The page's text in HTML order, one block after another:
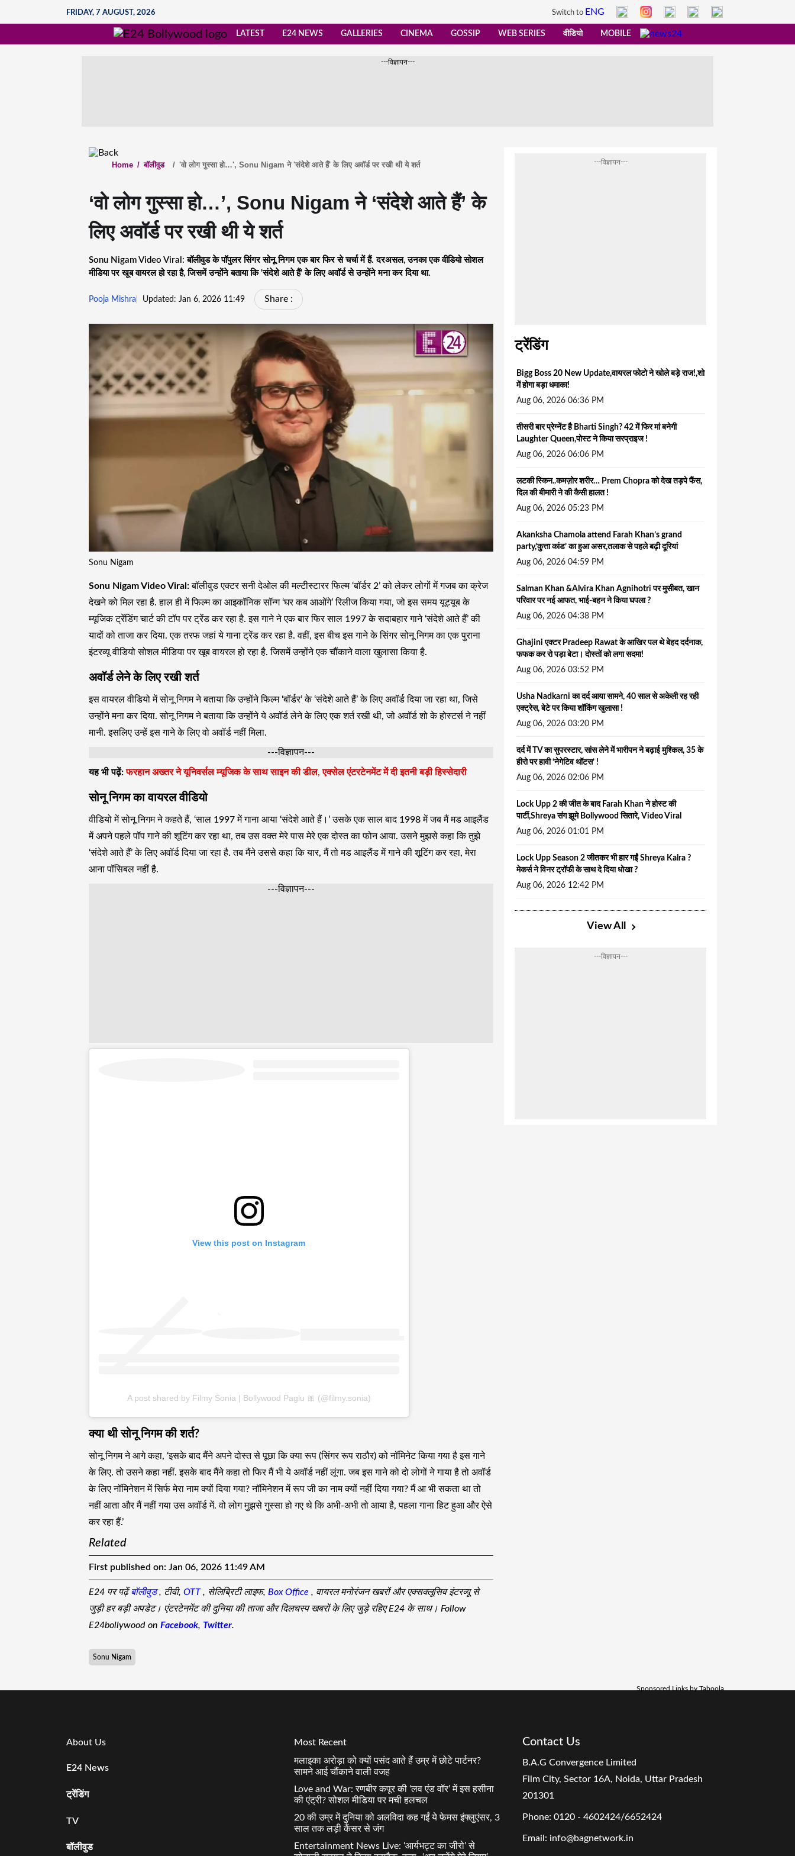
FRIDAY, 7 AUGUST, 2026 Switch to ENG
LATEST E24 NEWS GALLERIES CINEMA GOSSIP WEB SERIES वीडियो MOBILE
---विज्ञापन---
Home / बॉलीवुड / 'वो लोग गुस्सा हो…', Sonu Nigam ने 'संदेशे आते हैं' के लिए अवॉर्ड पर रखी थी ये शर्त
‘वो लोग गुस्सा हो…’, Sonu Nigam ने ‘संदेशे आते हैं’ के
लिए अवॉर्ड पर रखी थी ये शर्त
Sonu Nigam Video Viral: बॉलीवुड के पॉपुलर सिंगर सोनू निगम एक बार फिर से चर्चा में हैं. दरअसल, उनका एक वीडियो सोशल
मीडिया पर खूब वायरल हो रहा है, जिसमें उन्होंने बताया कि 'संदेशे आते हैं' के लिए अवॉर्ड से उन्होंने मना कर दिया था.
Pooja Mishra Updated: Jan 6, 2026 11:49 Share :
Sonu Nigam
Sonu Nigam Video Viral:बॉलीवुड एक्टर सनी देओल की मल्टीस्टारर फिल्म ‘बॉर्डर 2’ को लेकर लोगों में गजब का क्रेज
देखने को मिल रहा है. हाल ही में फिल्म का आइकॉनिक सॉन्ग ‘घर कब आओंगे’ रिलीज किया गया, जो इस समय यूट्यूब के
म्यूजिक ट्रेंडिंग चार्ट की टॉप पर ट्रेंड कर रहा है. इस गाने ने एक बार फिर साल 1997 के सदाबहार गाने ‘संदेशे आते हैं’ की
यादों को ताजा कर दिया. एक तरफ जहां ये गाना ट्रेंड कर रहा है. वहीं, इस बीच इस गाने के सिंगर सोनू निगम का एक पुराना
इंटरव्यू वीडियो सोशल मीडिया पर खूब वायरल हो रहा है. जिसमें उन्होंने एक चौंकाने वाला खुलासा किया है.
अवॉर्ड लेने के लिए रखी शर्त
इस वायरल वीडियो में सोनू निगम ने बताया कि उन्होंने फिल्म ‘बॉर्डर’ के ‘संदेशे आते हैं’ के लिए अवॉर्ड दिया जा रहा था, जिसे
उन्होंने मना कर दिया. सोनू निगम ने बताया कि उन्होंने ये अवॉर्ड लेने के लिए एक शर्त रखी थी, जो अवॉर्ड शो के होस्टर्स ने नहीं
मानी. इसलिए उन्हें इस गाने के लिए वो अवॉर्ड नहीं मिला.
---विज्ञापन---
यह भी पढ़ें:फरहान अख्तर ने यूनिवर्सल म्यूजिक के साथ साइन की डील, एक्सेल एंटरटेनमेंट में दी इतनी बड़ी हिस्सेदारी
सोनू निगम का वायरल वीडियो
वीडियो में सोनू निगम ने कहते हैं, ‘साल 1997 में गाना आया ‘संदेशे आते हैं।’ उसके एक साल बाद 1998 में जब मैं मड आइलैंड
में अपने पहले पॉप गाने की शूटिंग कर रहा था, तब उस वक्त मेरे पास मेरे एक दोस्त का फोन आया. उसने मुझसे कहा कि तुझे
‘संदेशे आते हैं’ के लिए अवॉर्ड दिया जा रहा है. तब मैंने उससे कहा कि यार, मैं तो मड आइलैंड में गाने की शूटिंग कर रहा, मेरा
आना पॉसिबल नहीं है.
---विज्ञापन---
View this post on Instagram
A post shared by Filmy Sonia | Bollywood Paglu 🎀 (@filmy.sonia)
क्या थी सोनू निगम की शर्त?
सोनू निगम ने आगे कहा, ‘इसके बाद मैंने अपने दोस्त से पूछा कि क्या रूप (सिंगर रूप राठौर) को नॉमिनेट किया गया है इस गाने
के लिए. तो उसने कहा नहीं. इसके बाद मैंने कहा तो फिर मैं भी ये अवॉर्ड नहीं लूंगा. जब इस गाने को दो लोगों ने गाया है तो अवॉर्ड
के लिए नॉमिनेशन में सिर्फ मेरा नाम क्यों दिया गया? नॉमिनेशन में रूप जी का नाम क्यों नहीं दिया गया? मैं आ भी सकता था तो
नहीं आता और मैं नहीं गया उस अवॉर्ड में. वो लोग मुझसे गुस्सा हो गए थे कि अभी-अभी तो आया है, पहला गाना हिट हुआ और ऐसे
कर रहा हैं.’
Related
First published on: Jan 06, 2026 11:49 AM
E24 पर पढ़ेंबॉलीवुड, टीवी, OTT, सेलिब्रिटी लाइफ, Box Office , वायरल मनोरंजन खबरों और एक्सक्लूसिव इंटरव्यू से
जुड़ी हर बड़ी अपडेट। एंटरटेनमेंट की दुनिया की ताजा और दिलचस्प खबरों के लिए जुड़े रहिए E24 के साथ। Follow
E24bollywood on Facebook, Twitter.
Sonu Nigam
---विज्ञापन---
ट्रेंडिंग
Bigg Boss 20 New Update,वायरल फोटो ने खोले बड़े राज!,शो
में होगा बड़ा धमाका!
Aug 06, 2026 06:36 PM
तीसरी बार प्रेग्नेंट है Bharti Singh? 42 में फिर मां बनेगी
Laughter Queen,पोस्ट ने किया सरप्राइज !
Aug 06, 2026 06:06 PM
लटकी स्किन..कमज़ोर शरीर… Prem Chopra को देख तड़पे फैंस,
दिल की बीमारी ने की कैसी हालत !
Aug 06, 2026 05:23 PM
Akanksha Chamola attend Farah Khan’s grand
party,’कुत्ता कांड’ का हुआ असर,तलाक से पहले बढ़ी दूरियां
Aug 06, 2026 04:59 PM
Salman Khan &Alvira Khan Agnihotri पर मुसीबत, खान
परिवार पर नई आफत, भाई-बहन ने किया घपला ?
Aug 06, 2026 04:38 PM
Ghajini एक्टर Pradeep Rawat के आखिर पल थे बेहद दर्दनाक,
फफक कर रो पड़ा बेटा। दोस्तों को लगा सदमा!
Aug 06, 2026 03:52 PM
Usha Nadkarni का दर्द आया सामने, 40 साल से अकेली रह रही
एक्ट्रेस, बेटे पर किया शॉकिंग खुलासा !
Aug 06, 2026 03:20 PM
दर्द में TV का सुपरस्टार, सांस लेने में भारीपन ने बढ़ाई मुश्किल, 35 के
हीरो पर हावी ‘नेगेटिव थॉटस’ !
Aug 06, 2026 02:06 PM
Lock Upp 2 की जीत के बाद Farah Khan ने होस्ट की
पार्टी,Shreya संग झूमे Bollywood सितारे, Video Viral
Aug 06, 2026 01:01 PM
Lock Upp Season 2 जीतकर भी हार गईं Shreya Kalra ?
मेकर्स ने विनर ट्रॉफी के साथ दे दिया धोखा ?
Aug 06, 2026 12:42 PM
View All
---विज्ञापन---
Sponsored Links by Taboola
About Us
E24 News
ट्रेंडिंग
TV
बॉलीवुड
Most Recent
मलाइका अरोड़ा को क्यों पसंद आते हैं उम्र में छोटे पार्टनर?
सामने आई चौंकाने वाली वजह
Love and War: रणबीर कपूर की ‘लव एंड वॉर’ में इस हसीना
की एंट्री? सोशल मीडिया पर मची हलचल
20 की उम्र में दुनिया को अलविदा कह गईं ये फेमस इंफ्लुएंसर, 3
साल तक लड़ी कैंसर से जंग
Entertainment News Live: ‘आर्यभट्ट का जीरो’ से
Contact Us
B.A.G Convergence Limited
Film City, Sector 16A, Noida, Uttar Pradesh
201301
Phone: 0120 - 4602424/6652424
Email: info@bagnetwork.in